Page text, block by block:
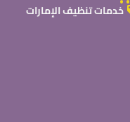
خدمات تنظيف الإمارات